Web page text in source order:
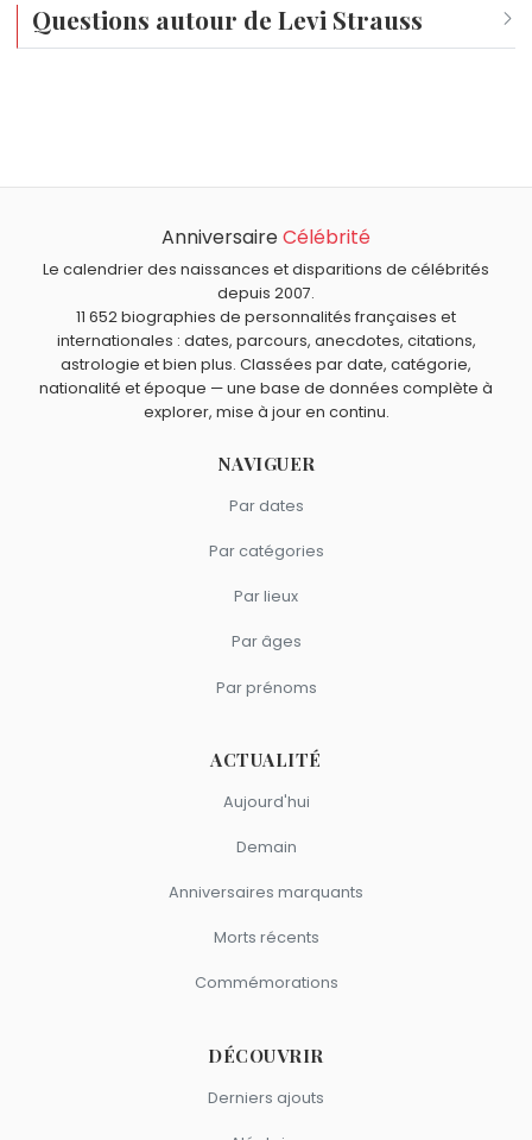
Questions autour de Levi Strauss
Qui est mort le même jour que Levi Strauss ?
Anna Magnani, Gloria Stuart
comme Levi Strauss.
Quels personnalités d’affaires américains sont du signe
Richard Benjamin Harrison
Harry WinstonetMichael Dellsont du signe Poissons.
AnniversaireCélébrité
Le calendrier des naissances et disparitions de célébrités
depuis 2007.
11 652 biographies de personnalités françaises et
internationales : dates, parcours, anecdotes, citations,
astrologie et bien plus. Classées par date, catégorie,
nationalité et époque — une base de données complète à
explorer, mise à jour en continu.
NAVIGUER
Par dates
Par catégories
Par lieux
Par âges
Par prénoms
ACTUALITÉ
Aujourd'hui
Demain
Anniversaires marquants
Morts récents
Commémorations
DÉCOUVRIR
Derniers ajouts